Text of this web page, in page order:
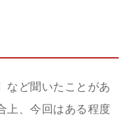
など聞いたことがあ
上、今回はある程度